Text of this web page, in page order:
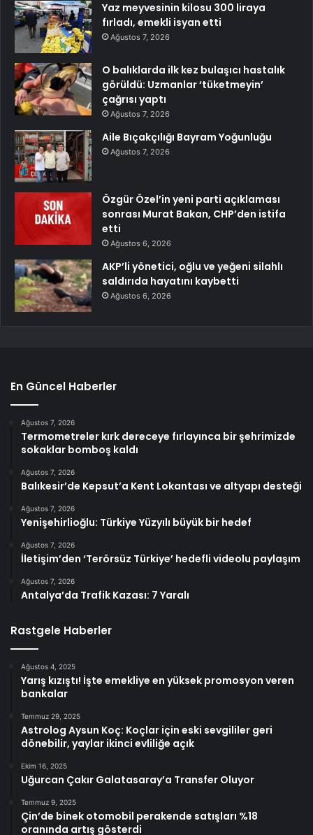
Yaz meyvesinin kilosu 300 liraya
fırladı, emekli isyan etti
Ağustos 7, 2026
O balıklarda ilk kez bulaşıcı hastalık
görüldü: Uzmanlar ‘tüketmeyin’
çağrısı yaptı
Ağustos 7, 2026
Aile Bıçakçılığı Bayram Yoğunluğu
Ağustos 7, 2026
Özgür Özel’in yeni parti açıklaması
sonrası Murat Bakan, CHP’den istifa
etti
Ağustos 6, 2026
AKP’li yönetici, oğlu ve yeğeni silahlı
saldırıda hayatını kaybetti
Ağustos 6, 2026
En Güncel Haberler
Ağustos 7, 2026
Termometreler kırk dereceye fırlayınca bir şehrimizde
sokaklar bomboş kaldı
Ağustos 7, 2026
Balıkesir’de Kepsut’a Kent Lokantası ve altyapı desteği
Ağustos 7, 2026
Yenişehirlioğlu: Türkiye Yüzyılı büyük bir hedef
Ağustos 7, 2026
İletişim’den ‘Terörsüz Türkiye’ hedefli videolu paylaşım
Ağustos 7, 2026
Antalya’da Trafik Kazası: 7 Yaralı
Rastgele Haberler
Ağustos 4, 2025
Yarış kızıştı! İşte emekliye en yüksek promosyon veren
bankalar
Temmuz 29, 2025
Astrolog Aysun Koç: Koçlar için eski sevgililer geri
dönebilir, yaylar ikinci evliliğe açık
Ekim 16, 2025
Uğurcan Çakır Galatasaray’a Transfer Oluyor
Temmuz 9, 2025
Çin’de binek otomobil perakende satışları %18
oranında artış gösterdi